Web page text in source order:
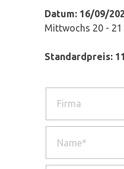
Datum: 16/09/
Mittwochs 20 - 21
Standardpreis: